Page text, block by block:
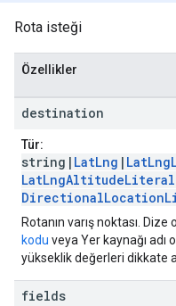
Rota isteği
Özellikler
destination
Tür:
string| LatLng |
LatLngAltitudeLiteral
Rotanın varış noktası.
kodu veya Yer kaynağı adı
yükseklik değerleri dikkate
fields